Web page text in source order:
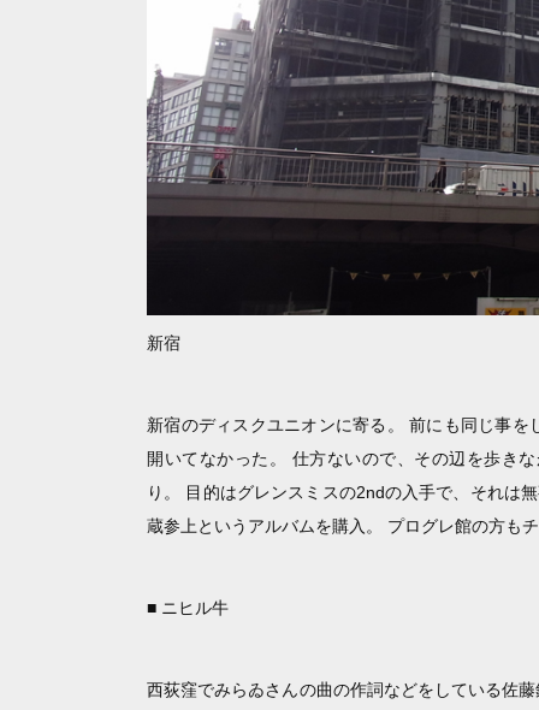
新宿
新宿のディスクユニオンに寄る。 前にも同じ事
開いてなかった。 仕方ないので、その辺を歩き
り。 目的はグレンスミスの2ndの入手で、それは
蔵参上というアルバムを購入。 プログレ館の方も
■ ニヒル牛
西荻窪でみらゐさんの曲の作詞などをしている佐